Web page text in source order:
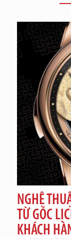
NGHỆ
TỪ GÓC
KHÁCH